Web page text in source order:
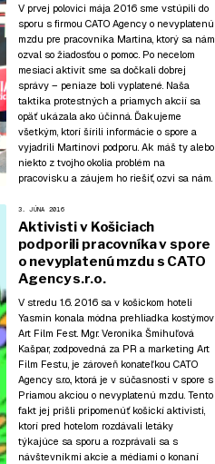
V prvej polovici mája 2016 sme vstúpili do
sporu s firmou CATO Agency o nevyplatenú
mzdu pre pracovníka Martina, ktorý sa nám
ozval so žiadosťou o pomoc. Po necelom
mesiaci aktivít sme sa dočkali dobrej
správy – peniaze boli vyplatené. Naša
taktika protestných a priamych akcií sa
opäť ukázala ako účinná. Ďakujeme
všetkým, ktorí šírili informácie o spore a
vyjadrili Martinovi podporu. Ak máš ty alebo
niekto z tvojho okolia problém na
pracovisku a záujem ho riešiť, ozvi sa nám.
3. JÚNA 2016
Aktivisti v Košiciach
podporili pracovníka v spore
o nevyplatenú mzdu s CATO
Agency s.r.o.
V stredu 1.6. 2016 sa v košickom hoteli
Yasmin konala módna prehliadka kostýmov
Art Film Fest. Mgr. Veronika Šmihuľová
Kašpar, zodpovedná za PR a marketing Art
Film Festu, je zároveň konateľkou CATO
Agency s.r.o., ktorá je v súčasnosti v spore s
Priamou akciou o nevyplatenú mzdu. Tento
fakt jej prišli pripomenúť košickí aktivisti,
ktorí pred hotelom rozdávali letáky
týkajúce sa sporu a rozprávali sa s
návštevníkmi akcie a médiami o konaní